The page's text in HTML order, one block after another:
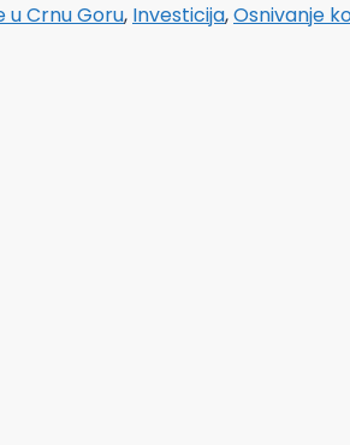
u Crnu Goru, Investicija,Osnivanje